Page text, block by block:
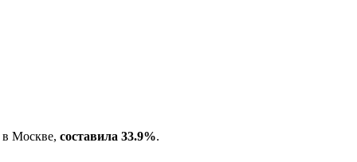
Москве, составила 33.9%.